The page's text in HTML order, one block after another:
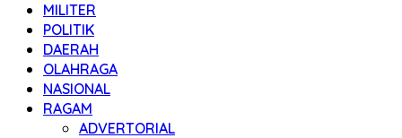
MILITER
POLITIK
DAERAH
OLAHRAGA
NASIONAL
RAGAM
ADVERTORIAL